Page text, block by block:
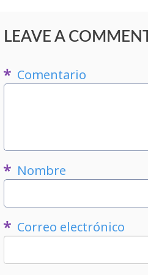
LEAVE A
Comentario
Nombre
Correo electrónico